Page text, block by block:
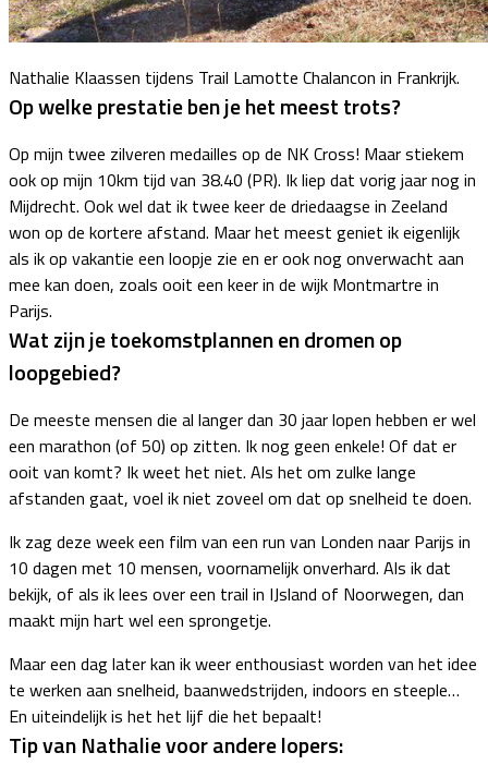
Nathalie Klaassen tijdens Trail Lamotte Chalancon in Frankrijk.
Op welke prestatie ben je het meest trots?
Op mijn twee zilveren medailles op de NK Cross! Maar stiekem
ook op mijn 10km tijd van 38.40 (PR). Ik liep dat vorig jaar nog in
Mijdrecht. Ook wel dat ik twee keer de driedaagse in Zeeland
won op de kortere afstand. Maar het meest geniet ik eigenlijk
als ik op vakantie een loopje zie en er ook nog onverwacht aan
mee kan doen, zoals ooit een keer in de wijk Montmartre in
Parijs.
Wat zijn je toekomstplannen en dromen op
loopgebied?
De meeste mensen die al langer dan 30 jaar lopen hebben er wel
een marathon (of 50) op zitten. Ik nog geen enkele! Of dat er
ooit van komt? Ik weet het niet. Als het om zulke lange
afstanden gaat, voel ik niet zoveel om dat op snelheid te doen.
Ik zag deze week een film van een run van Londen naar Parijs in
10 dagen met 10 mensen, voornamelijk onverhard. Als ik dat
bekijk, of als ik lees over een trail in IJsland of Noorwegen, dan
maakt mijn hart wel een sprongetje.
Maar een dag later kan ik weer enthousiast worden van het idee
te werken aan snelheid, baanwedstrijden, indoors en steeple…
En uiteindelijk is het het lijf die het bepaalt!
Tip van Nathalie voor andere lopers: